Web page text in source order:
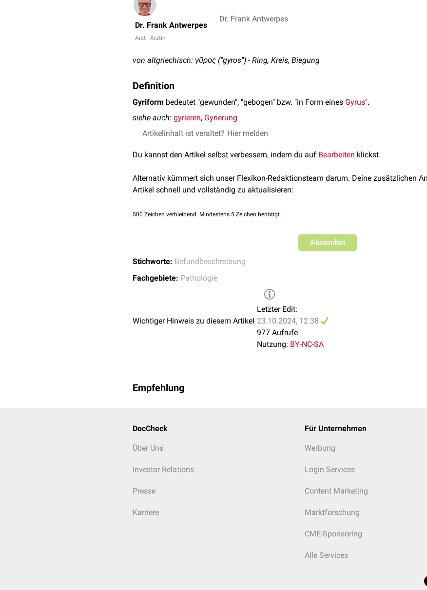
Dr. Frank Antwerpes
Arzt | Ärztin
Dr. Frank Antwerpes
von altgriechisch: γῦρος ("gyros") - Ring, Kreis, Biegung
Definition
Gyriform bedeutet "gewunden", "gebogen" bzw. "in Form eines Gyrus".
siehe auch: gyrieren, Gyrierung
Artikelinhalt ist veraltet? Hier melden
Du kannst den Artikel selbst verbessern, indem du auf Bearbeiten klickst.
Alternativ kümmert sich unser Flexikon-Redaktionsteam darum. Deine zusätzlichen
Artikel schnell und vollständig zu aktualisieren:
500 Zeichen verbleibend. Mindestens 5 Zeichen benötigt.
Absenden
Stichworte: Befundbeschreibung
Fachgebiete: Pathologie
Wichtiger Hinweis zu diesem Artikel
Letzter Edit:
23.10.2024, 12:38
977 Aufrufe
Nutzung: BY-NC-SA
Empfehlung
DocCheck
Über Uns
Investor Relations
Presse
Karriere
Für Unternehmen
Werbung
Login Services
Content Marketing
Marktforschung
CME-Sponsoring
Alle Services